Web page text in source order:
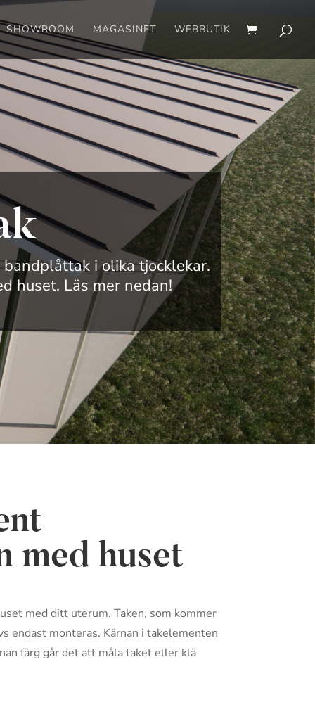
SHOWROOM MAGASINET WEBBUTIK
i olika tjocklekar.
huset. Läs mer nedan!
med huset
med ditt uterum. Taken, som kommer
endast monteras. Kärnan i takelementen
färg går det att måla taket eller klä